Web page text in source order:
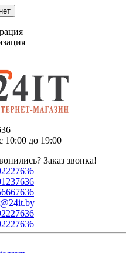
10:00 до 19:00
Заказ звонка!